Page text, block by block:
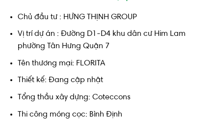
Chủ đầu tư : HƯNG THỊNH GROUP
Vị trí dự án : Đường D1-D4 khu dân cư Him Lam
phường Tân Hưng Quận 7
Tên thương mại: FLORITA
Thiết kế: Đang cập nhật
Tổng thầu xây dựng: Coteccons
Thi công móng cọc: Bình Định